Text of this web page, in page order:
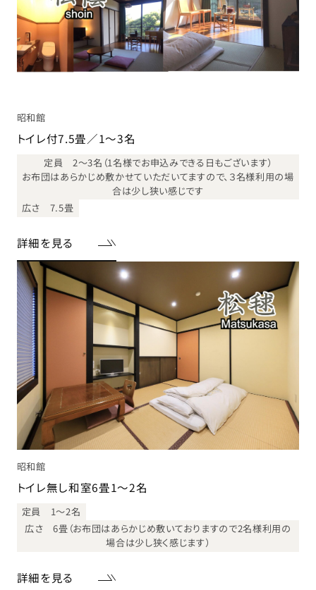
昭和館
トイレ付7.5畳／1～3名
定員 2～3名（1名様でお申込みできる日もございます）
お布団はあらかじめ敷かせていただいてますので、３名様利用の場
合は少し狭い感じです
広さ 7.5畳
詳細を見る
昭和館
トイレ無し和室6畳1～2名
定員 1～2名
広さ 6畳（お布団はあらかじめ敷いておりますので2名様利用の
場合は少し狭く感じます）
詳細を見る